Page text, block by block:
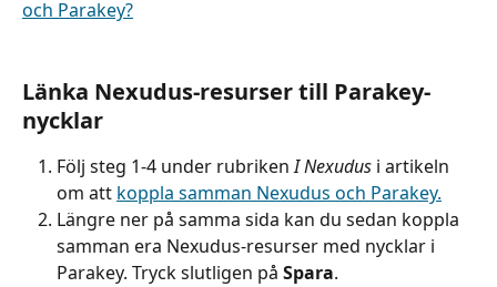
och Parakey?
Länka Nexudus-resurser till Parakey-
nycklar
Följ steg 1-4 under rubriken I Nexudus i artikeln
om att koppla samman Nexudus och Parakey.
Längre ner på samma sida kan du sedan koppla
samman era Nexudus-resurser med nycklar i
Parakey. Tryck slutligen på Spara.